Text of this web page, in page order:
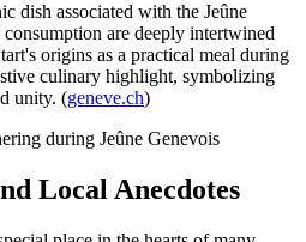
dish associated with the Jeûne
are deeply intertwined
origins as a practical meal during
culinary highlight, symbolizing
unity. (geneve.ch)
Local Anecdotes